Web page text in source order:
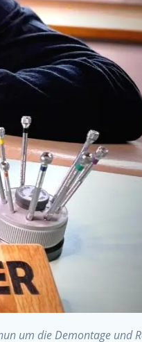
um die Demontage und